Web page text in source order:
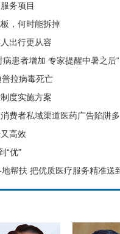
务项目
，何时能拆掉
出行更从容
拉病毒死亡
度实施方案
费者私域渠道医药广告陷阱多
高效
“优”